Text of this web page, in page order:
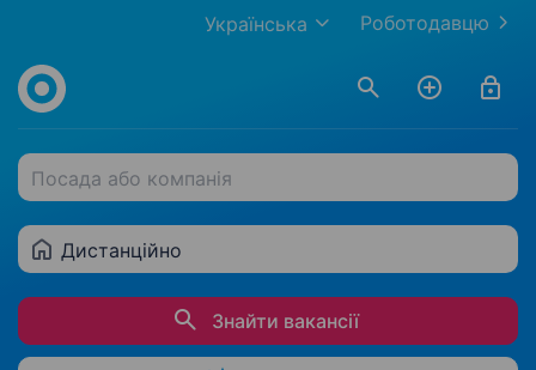
Роботодавцю
Українська
Посада або компанія
Дистанційно
Знайти вакансії